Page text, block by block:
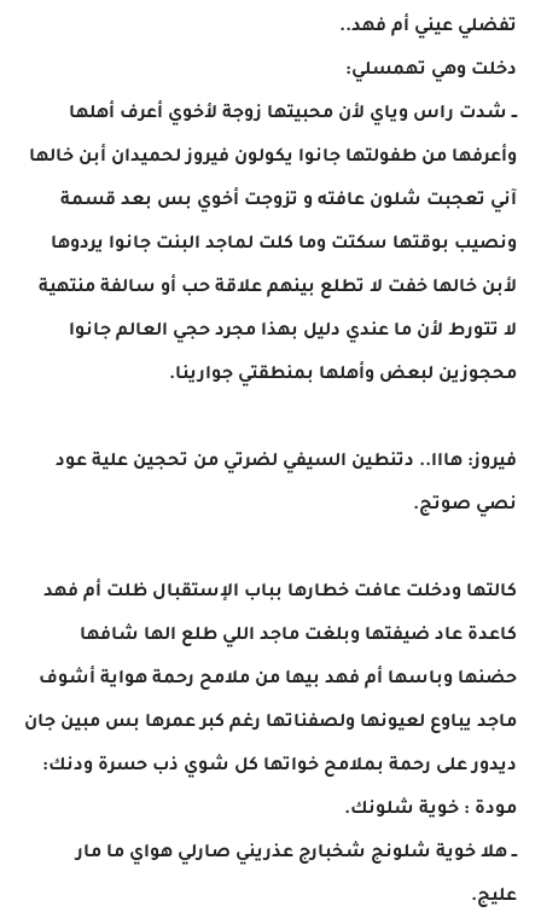
تفضلي عيني أم فهد..
دخلت وهي تهمسلي:
ــ شدت راس وياي لأن محبيتها زوجة لأخوي أعرف أهلها
وأعرفها من طفولتها جانوا يكولون فيروز لحميدان أبن خالها
آني تعجبت شلون عافته و تزوجت أخوي بس بعد قسمة
ونصيب بوقتها سكتت وما كلت لماجد البنت جانوا يردوها
لأبن خالها خفت لا تطلع بينهم علاقة حب أو سالفة منتهية
لا تتورط لأن ما عندي دليل بهذا مجرد حجي العالم جانوا
محجوزين لبعض وأهلها بمنطقتي جوارينا.
فيروز: هااا.. دتنطين السيفي لضرتي من تحجين علية عود
نصي صوتج.
​كالتها ودخلت عافت خطارها بباب الإستقبال ظلت أم فهد
كاعدة عاد ضيفتها وبلغت ماجد اللي طلع الها شافها
حضنها وباسها أم فهد بيها من ملامح رحمة هواية أشوف
ماجد يباوع لعيونها ولصفناتها رغم كبر عمرها بس مبين جان
ديدور على رحمة بملامح خواتها كل شوي ذب حسرة ودنك:
مودة : خوية شلونك.
ــ هلا خوية شلونج شخبارج عذريني صارلي هواي ما مار
عليج.